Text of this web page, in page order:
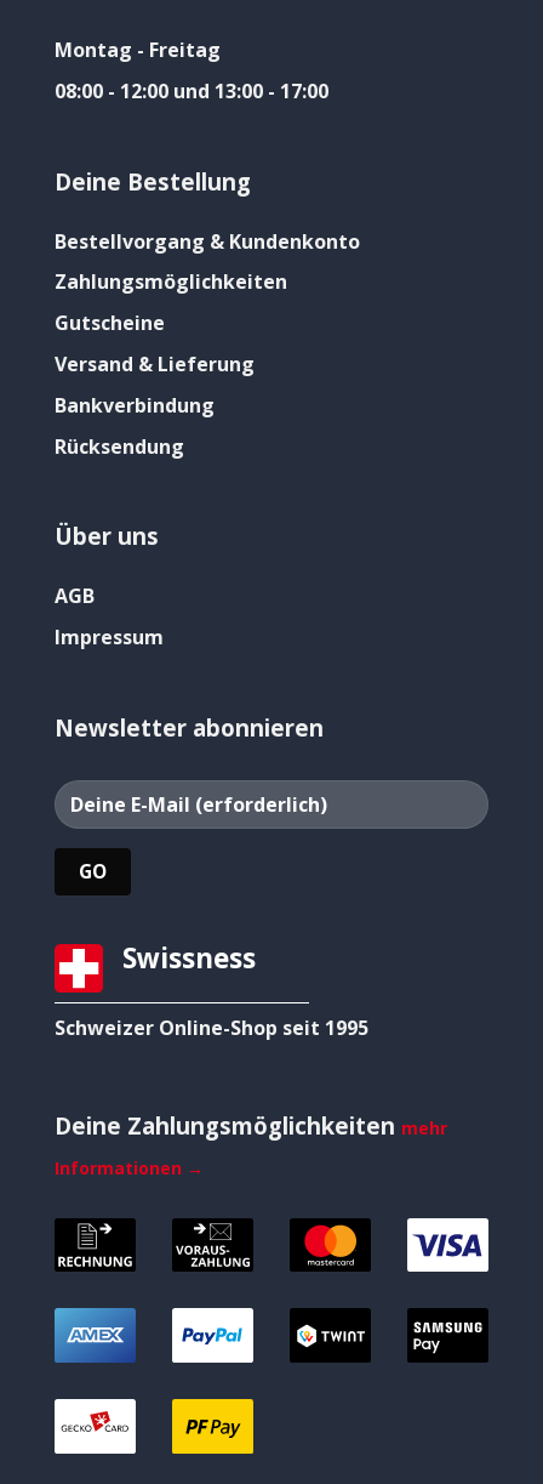
Montag - Freitag
08:00 - 12:00 und 13:00 - 17:00
Deine Bestellung
Bestellvorgang & Kundenkonto
Zahlungsmöglichkeiten
Gutscheine
Versand & Lieferung
Bankverbindung
Rücksendung
Über uns
AGB
Impressum
Newsletter abonnieren
Swissness
Schweizer Online-Shop seit 1995
Deine Zahlungsmöglichkeiten mehr
Informationen →